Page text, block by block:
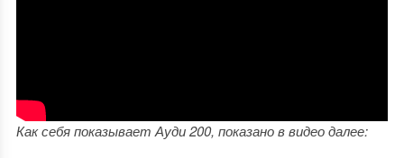
Как себя показывает Ауди 200, показано в видео далее: